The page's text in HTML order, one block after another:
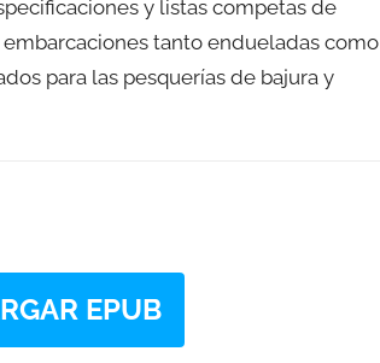
y listas competas de
tanto endueladas como
para las pesquerías de bajura y
EPUB